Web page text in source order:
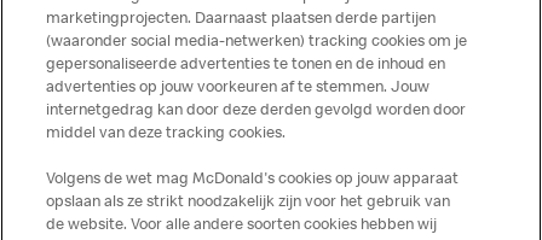
Meer over dit restaurant
McDonald's
Bezoek Restaurant pagina
marketingprojecten. Daarnaast plaatsen derde partijen
(waaronder social media-netwerken) tracking cookies om je
gepersonaliseerde advertenties te tonen en de inhoud en
advertenties op jouw voorkeuren af te stemmen. Jouw
internetgedrag kan door deze derden gevolgd worden door
middel van deze tracking cookies.
Volgens de wet mag McDonald's cookies op jouw apparaat
opslaan als ze strikt noodzakelijk zijn voor het gebruik van
de website. Voor alle andere soorten cookies hebben wij